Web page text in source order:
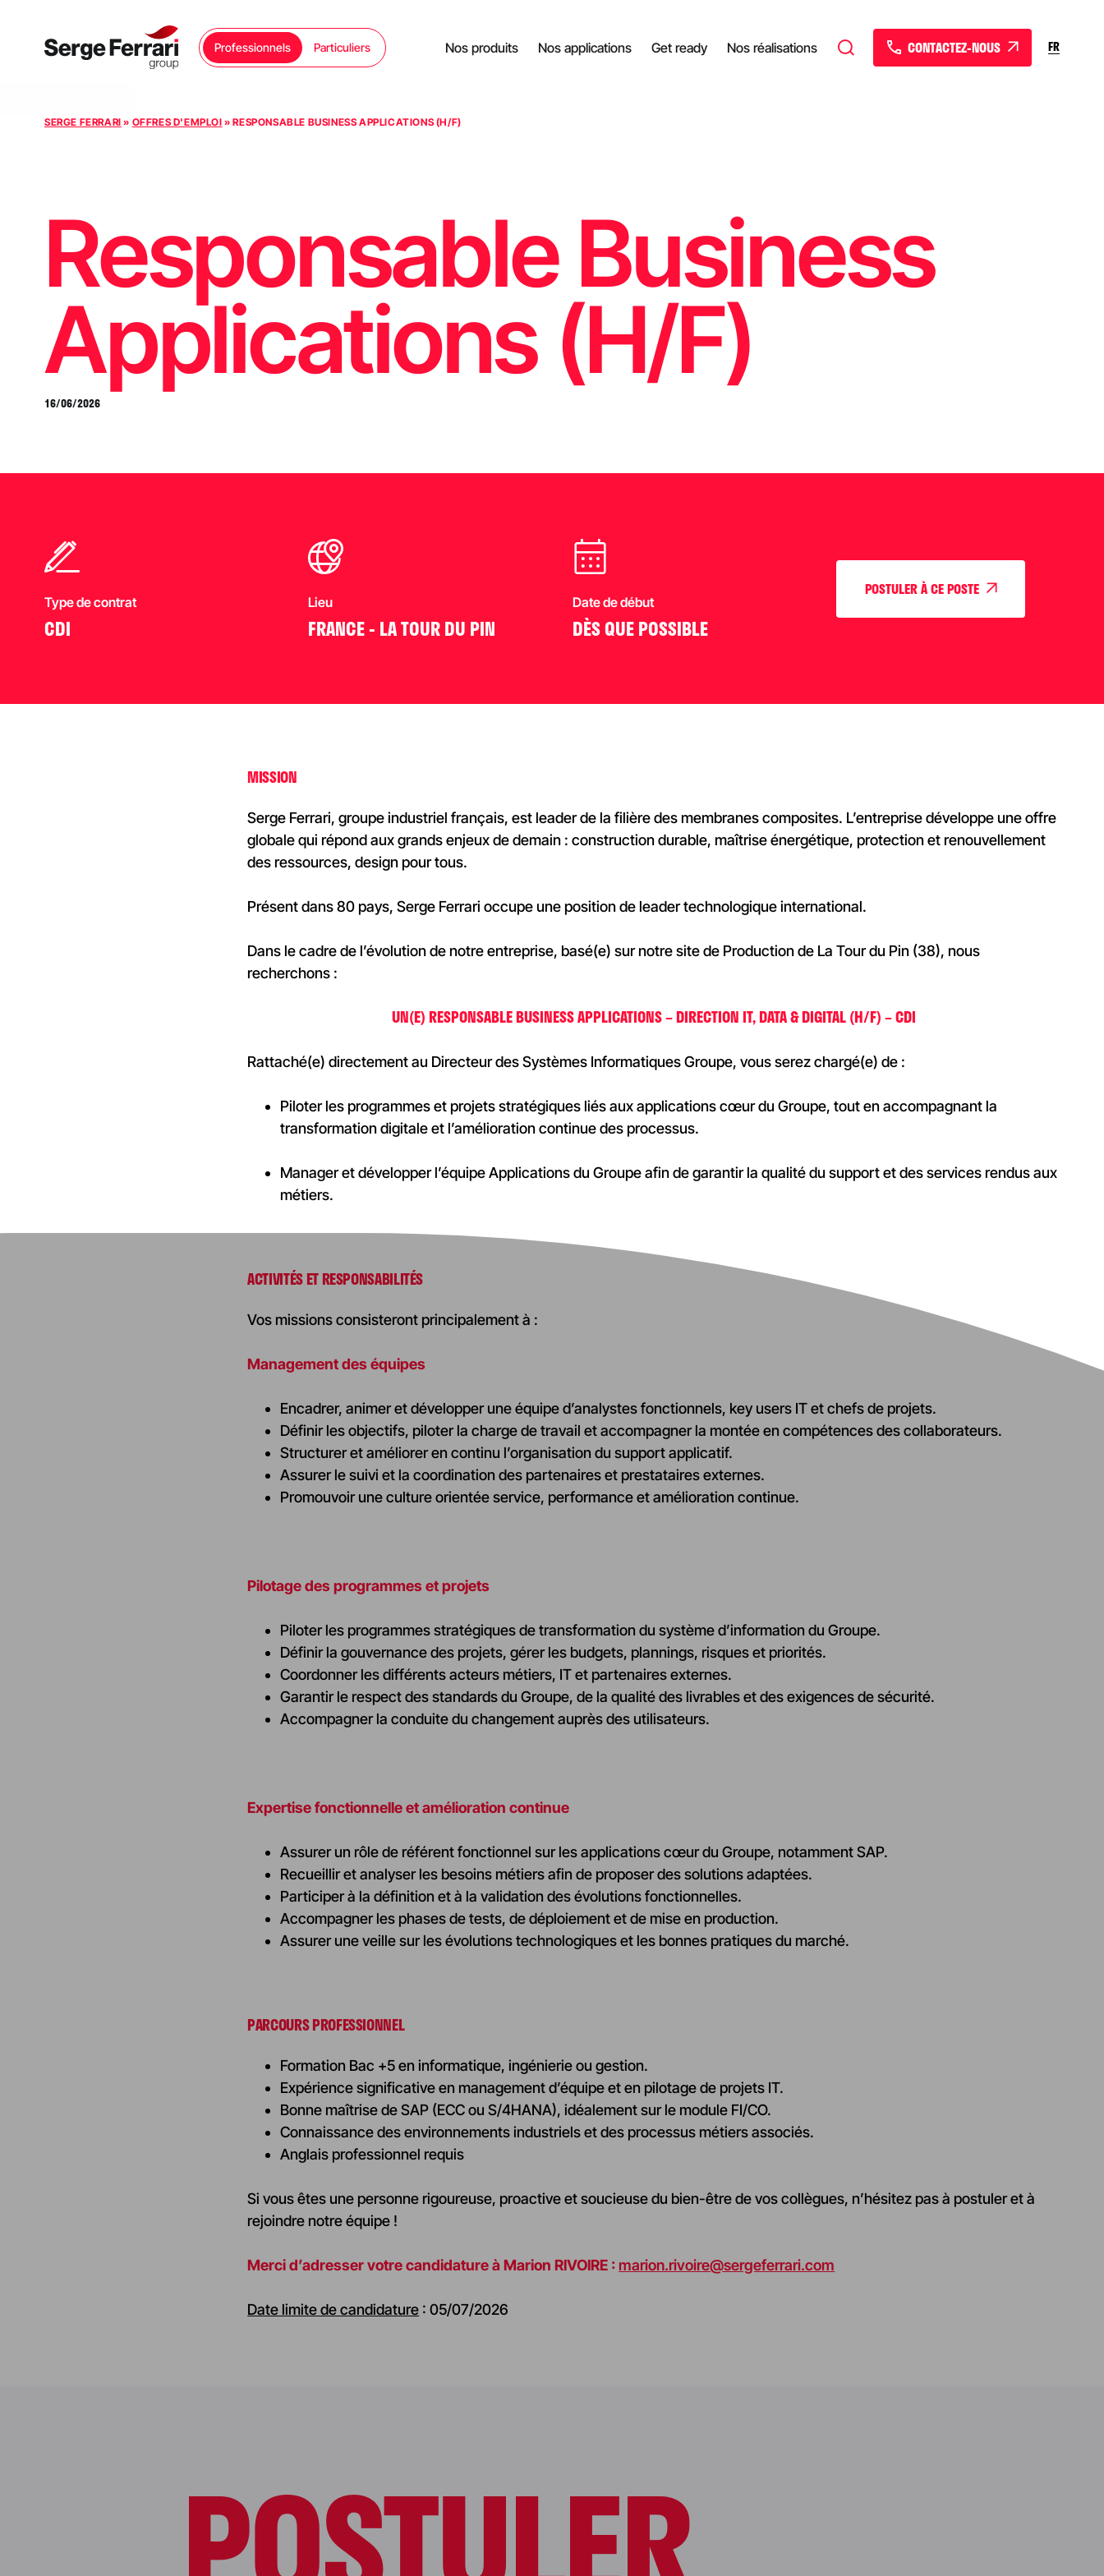
Professionnels Particuliers Nos produits Nos applications Get ready Nos réalisations CONTACTEZ-NOUS FR
SERGE FERRARI » OFFRES D'EMPLOI »RESPONSABLE BUSINESS APPLICATIONS (H/F)
Responsable Business
Applications (H/F)
16/06/2026
Type de contrat
CDI
Lieu
FRANCE - LA TOUR DU PIN
Date de début
DÈS QUE POSSIBLE
POSTULER À CE POSTE
MISSION
Serge Ferrari, groupe industriel français, est leader de la filière des membranes composites. L’entreprise développe une offre
globale qui répond aux grands enjeux de demain : construction durable, maîtrise énergétique, protection et renouvellement
des ressources, design pour tous.
Présent dans 80 pays, Serge Ferrari occupe une position de leader technologique international.
Dans le cadre de l’évolution de notre entreprise, basé(e) sur notre site de Production de La Tour du Pin (38), nous
recherchons :
UN(E) RESPONSABLE BUSINESS APPLICATIONS – DIRECTION IT, DATA & DIGITAL (H/F) – CDI
Rattaché(e) directement au Directeur des Systèmes Informatiques Groupe, vous serez chargé(e) de :
Piloter les programmes et projets stratégiques liés aux applications cœur du Groupe, tout en accompagnant la
transformation digitale et l’amélioration continue des processus.
Manager et développer l’équipe Applications du Groupe afin de garantir la qualité du support et des services rendus aux
métiers.
ACTIVITÉS ET RESPONSABILITÉS
Vos missions consisteront principalement à :
Management des équipes
Encadrer, animer et développer une équipe d’analystes fonctionnels, key users IT et chefs de projets.
Définir les objectifs, piloter la charge de travail et accompagner la montée en compétences des collaborateurs.
Structurer et améliorer en continu l’organisation du support applicatif.
Assurer le suivi et la coordination des partenaires et prestataires externes.
Promouvoir une culture orientée service, performance et amélioration continue.
Pilotage des programmes et projets
Piloter les programmes stratégiques de transformation du système d’information du Groupe.
Définir la gouvernance des projets, gérer les budgets, plannings, risques et priorités.
Coordonner les différents acteurs métiers, IT et partenaires externes.
Garantir le respect des standards du Groupe, de la qualité des livrables et des exigences de sécurité.
Accompagner la conduite du changement auprès des utilisateurs.
Expertise fonctionnelle et amélioration continue
Assurer un rôle de référent fonctionnel sur les applications cœur du Groupe, notamment SAP.
Recueillir et analyser les besoins métiers afin de proposer des solutions adaptées.
Participer à la définition et à la validation des évolutions fonctionnelles.
Accompagner les phases de tests, de déploiement et de mise en production.
Assurer une veille sur les évolutions technologiques et les bonnes pratiques du marché.
PARCOURS PROFESSIONNEL
Formation Bac +5 en informatique, ingénierie ou gestion.
Expérience significative en management d’équipe et en pilotage de projets IT.
Bonne maîtrise de SAP (ECC ou S/4HANA), idéalement sur le module FI/CO.
Connaissance des environnements industriels et des processus métiers associés.
Anglais professionnel requis
Si vous êtes une personne rigoureuse, proactive et soucieuse du bien-être de vos collègues, n’hésitez pas à postuler et à
rejoindre notre équipe !
Merci d’adresser votre candidature à Marion RIVOIRE : marion.rivoire@sergeferrari.com
Date limite de candidature : 05/07/2026